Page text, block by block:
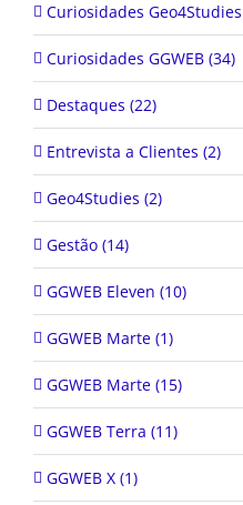
Curiosidades
Curiosidades GGWEB (34)
Destaques (22)
Entrevista a Clientes (2)
Geo4Studies (2)
Gestão (14)
GGWEB Eleven (10)
GGWEB Marte (1)
GGWEB Marte (15)
GGWEB Terra (11)
GGWEB X (1)